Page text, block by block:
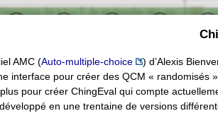
AMC (Auto-multiple-choice
) d’Alexis
interface pour créer des QCM « randomisés
pour créer ChingEval qui compte
en une trentaine de versions